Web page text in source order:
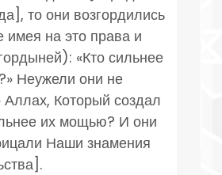
то они возгордились
имея на это права и
«Кто сильнее
Неужели они не
Аллах, Который создал
их мощью? И они
Наши знамения